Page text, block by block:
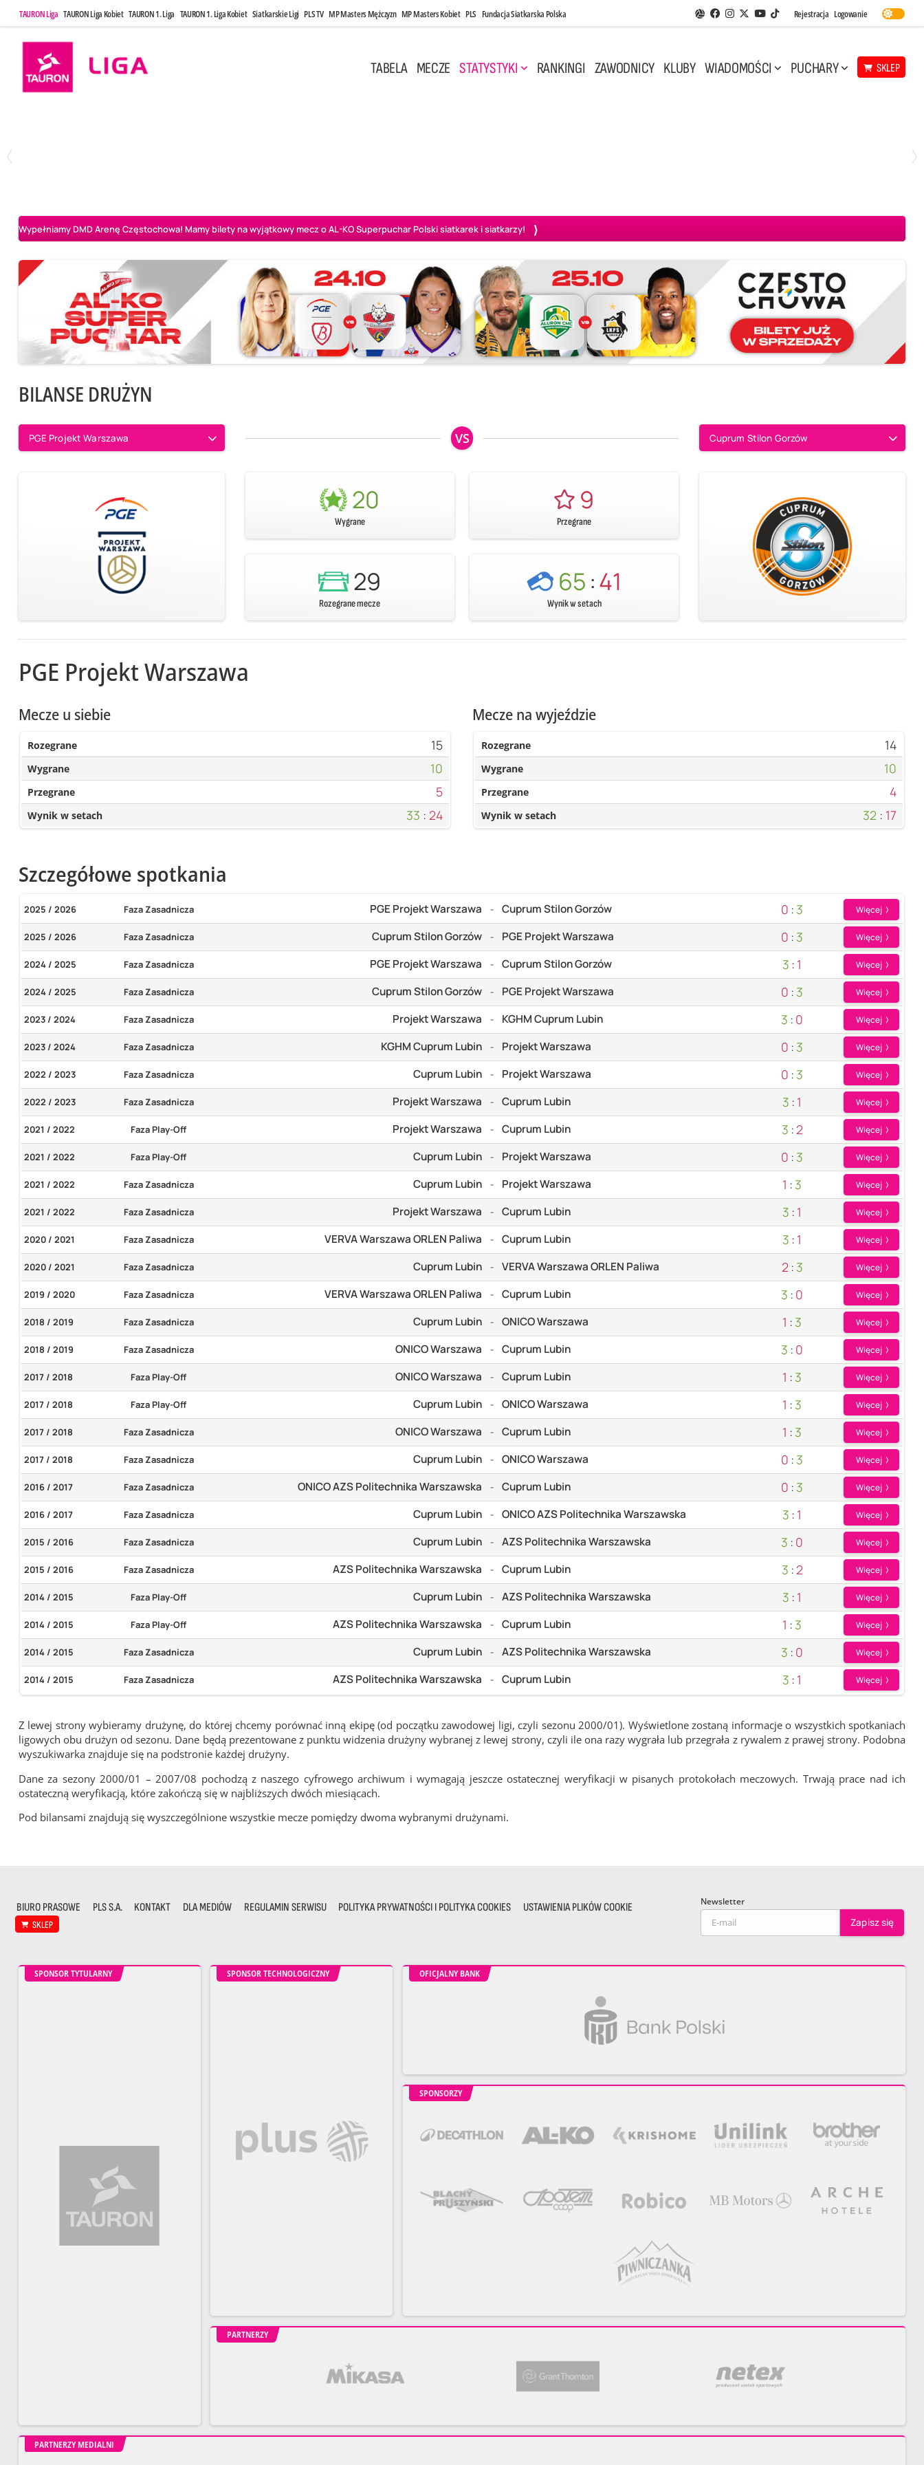
TAURON Liga TAURON Liga Kobiet TAURON 1. Liga TAURON 1. Liga Kobiet Siatkarskie Ligi PLS TV MP Masters Mężczyzn MP Masters Kobiet PLS Fundacja Siatkarska Polska Aplikacja Siatkarskie Ligi
Facebook
Instagram
Twitter
Youtube
TikTok
Rejestracja Logowanie
TABELA MECZE STATYSTYKI RANKINGI ZAWODNICY KLUBY WIADOMOŚCI PUCHARY SKLEP
Wypełniamy DMD Arenę Częstochowa! Mamy bilety na wyjątkowy mecz o AL-KO Superpuchar Polski siatkarek i siatkarzy!
BILANSE DRUŻYN
PGE Projekt Warszawa VS Cuprum Stilon Gorzów
20
Wygrane
9
Przegrane
29
Rozegrane mecze
65:41
Wynik w setach
PGE Projekt Warszawa
Mecze u siebie
Rozegrane 15
Wygrane 10
Przegrane 5
Wynik w setach 33 : 24
Mecze na wyjeździe
Rozegrane 14
Wygrane 10
Przegrane 4
Wynik w setach 32 : 17
Szczegółowe spotkania
2025 / 2026 Faza Zasadnicza PGE Projekt Warszawa - Cuprum Stilon Gorzów 0 : 3 Więcej
2025 / 2026 Faza Zasadnicza Cuprum Stilon Gorzów - PGE Projekt Warszawa 0 : 3 Więcej
2024 / 2025 Faza Zasadnicza PGE Projekt Warszawa - Cuprum Stilon Gorzów 3 : 1 Więcej
2024 / 2025 Faza Zasadnicza Cuprum Stilon Gorzów - PGE Projekt Warszawa 0 : 3 Więcej
2023 / 2024 Faza Zasadnicza Projekt Warszawa - KGHM Cuprum Lubin 3 : 0 Więcej
2023 / 2024 Faza Zasadnicza KGHM Cuprum Lubin - Projekt Warszawa 0 : 3 Więcej
2022 / 2023 Faza Zasadnicza Cuprum Lubin - Projekt Warszawa 0 : 3 Więcej
2022 / 2023 Faza Zasadnicza Projekt Warszawa - Cuprum Lubin 3 : 1 Więcej
2021 / 2022 Faza Play-Off Projekt Warszawa - Cuprum Lubin 3 : 2 Więcej
2021 / 2022 Faza Play-Off Cuprum Lubin - Projekt Warszawa 0 : 3 Więcej
2021 / 2022 Faza Zasadnicza Cuprum Lubin - Projekt Warszawa 1 : 3 Więcej
2021 / 2022 Faza Zasadnicza Projekt Warszawa - Cuprum Lubin 3 : 1 Więcej
2020 / 2021 Faza Zasadnicza VERVA Warszawa ORLEN Paliwa - Cuprum Lubin 3 : 1 Więcej
2020 / 2021 Faza Zasadnicza Cuprum Lubin - VERVA Warszawa ORLEN Paliwa 2 : 3 Więcej
2019 / 2020 Faza Zasadnicza VERVA Warszawa ORLEN Paliwa - Cuprum Lubin 3 : 0 Więcej
2018 / 2019 Faza Zasadnicza Cuprum Lubin - ONICO Warszawa 1 : 3 Więcej
2018 / 2019 Faza Zasadnicza ONICO Warszawa - Cuprum Lubin 3 : 0 Więcej
2017 / 2018 Faza Play-Off ONICO Warszawa - Cuprum Lubin 1 : 3 Więcej
2017 / 2018 Faza Play-Off Cuprum Lubin - ONICO Warszawa 1 : 3 Więcej
2017 / 2018 Faza Zasadnicza ONICO Warszawa - Cuprum Lubin 1 : 3 Więcej
2017 / 2018 Faza Zasadnicza Cuprum Lubin - ONICO Warszawa 0 : 3 Więcej
2016 / 2017 Faza Zasadnicza ONICO AZS Politechnika Warszawska - Cuprum Lubin 0 : 3 Więcej
2016 / 2017 Faza Zasadnicza Cuprum Lubin - ONICO AZS Politechnika Warszawska 3 : 1 Więcej
2015 / 2016 Faza Zasadnicza Cuprum Lubin - AZS Politechnika Warszawska 3 : 0 Więcej
2015 / 2016 Faza Zasadnicza AZS Politechnika Warszawska - Cuprum Lubin 3 : 2 Więcej
2014 / 2015 Faza Play-Off Cuprum Lubin - AZS Politechnika Warszawska 3 : 1 Więcej
2014 / 2015 Faza Play-Off AZS Politechnika Warszawska - Cuprum Lubin 1 : 3 Więcej
2014 / 2015 Faza Zasadnicza Cuprum Lubin - AZS Politechnika Warszawska 3 : 0 Więcej
2014 / 2015 Faza Zasadnicza AZS Politechnika Warszawska - Cuprum Lubin 3 : 1 Więcej
Z lewej strony wybieramy drużynę, do której chcemy porównać inną ekipę (od początku zawodowej ligi, czyli sezonu 2000/01). Wyświetlone zostaną informacje o wszystkich spotkaniach
ligowych obu drużyn od sezonu. Dane będą prezentowane z punktu widzenia drużyny wybranej z lewej strony, czyli ile ona razy wygrała lub przegrała z rywalem z prawej strony. Podobna
wyszukiwarka znajduje się na podstronie każdej drużyny.
Dane za sezony 2000/01 – 2007/08 pochodzą z naszego cyfrowego archiwum i wymagają jeszcze ostatecznej weryfikacji w pisanych protokołach meczowych. Trwają prace nad ich
ostateczną weryfikacją, które zakończą się w najbliższych dwóch miesiącach.
Pod bilansami znajdują się wyszczególnione wszystkie mecze pomiędzy dwoma wybranymi drużynami.
BIURO PRASOWE PLS S.A. KONTAKT DLA MEDIÓW REGULAMIN SERWISU POLITYKA PRYWATNOŚCI I POLITYKA COOKIES USTAWIENIA PLIKÓW COOKIE
SKLEP
Newsletter
SPONSOR TYTULARNY SPONSOR TECHNOLOGICZNY OFICJALNY BANK
SPONSORZY
PARTNERZY
PARTNERZY MEDIALNI